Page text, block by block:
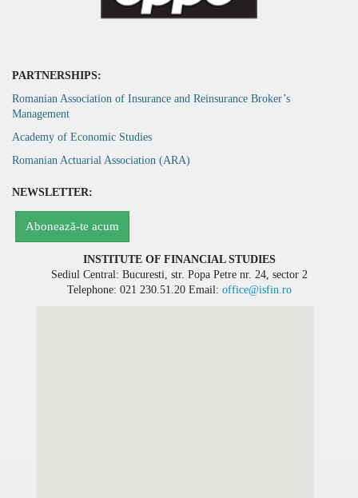
PARTNERSHIPS:
Romanian Association of Insurance and Reinsurance Broker’s
Management
Academy of Economic Studies
Romanian Actuarial Association (ARA)
NEWSLETTER:
INSTITUTE OF FINANCIAL STUDIES
Sediul Central: Bucuresti, str. Popa Petre nr. 24, sector 2
Telephone: 021 230.51.20 Email: office@isfin.ro